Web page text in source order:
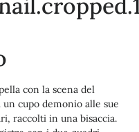
con la scena del
cupo demonio alle sue
raccolti in una bisaccia.